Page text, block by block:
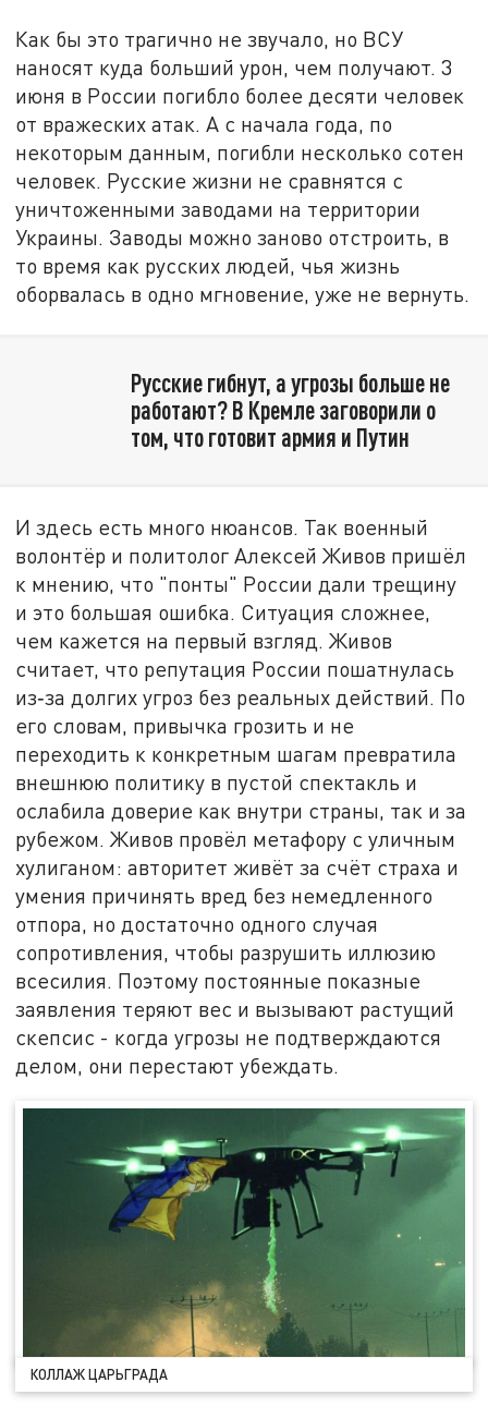
Как бы это трагично не звучало, но ВСУ
наносят куда больший урон, чем получают. 3
июня в России погибло более десяти человек
от вражеских атак. А с начала года, по
некоторым данным, погибли несколько сотен
человек. Русские жизни не сравнятся с
уничтоженными заводами на территории
Украины. Заводы можно заново отстроить, в
то время как русских людей, чья жизнь
оборвалась в одно мгновение, уже не вернуть.
Русские гибнут, а угрозы больше не
работают? В Кремле заговорили о
том, что готовит армия и Путин
И здесь есть много нюансов. Так военный
волонтёр и политолог Алексей Живов пришёл
к мнению, что "понты" России дали трещину
и это большая ошибка. Ситуация сложнее,
чем кажется на первый взгляд. Живов
считает, что репутация России пошатнулась
из‑за долгих угроз без реальных действий. По
его словам, привычка грозить и не
переходить к конкретным шагам превратила
внешнюю политику в пустой спектакль и
ослабила доверие как внутри страны, так и за
рубежом. Живов провёл метафору с уличным
хулиганом: авторитет живёт за счёт страха и
умения причинять вред без немедленного
отпора, но достаточно одного случая
сопротивления, чтобы разрушить иллюзию
всесилия. Поэтому постоянные показные
заявления теряют вес и вызывают растущий
скепсис - когда угрозы не подтверждаются
делом, они перестают убеждать.
КОЛЛАЖ ЦАРЬГРАДА